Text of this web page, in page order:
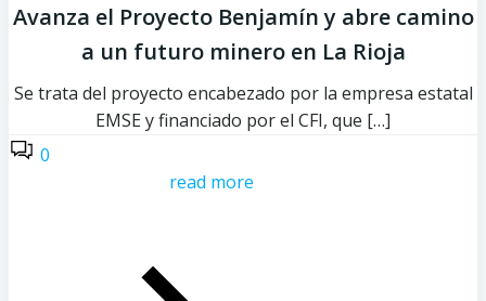
Avanza el Proyecto Benjamín y abre camino
a un futuro minero en La Rioja
Se trata del proyecto encabezado por la empresa estatal
EMSE y financiado por el CFI, que […]
0
read more